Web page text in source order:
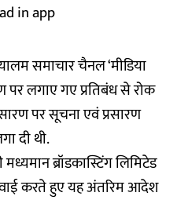
in app
समाचार चैनल ‘मीडिया
पर लगाए गए प्रतिबंध से रोक
पर सूचना एवं प्रसारण
दी थी.
ब्रॉडकास्टिंग लिमिटेड
करते हुए यह अंतरिम आदेश